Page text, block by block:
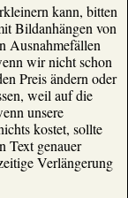
kann, bitten
Bildanhängen von
Ausnahmefällen
wir nicht schon
Preis ändern oder
weil auf die
unsere
kostet, sollte
Text genauer
Verlängerung